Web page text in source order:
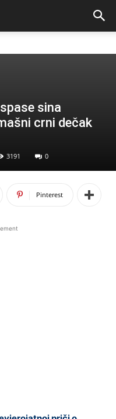
sina
crni dečak
3191 0
Pinterest